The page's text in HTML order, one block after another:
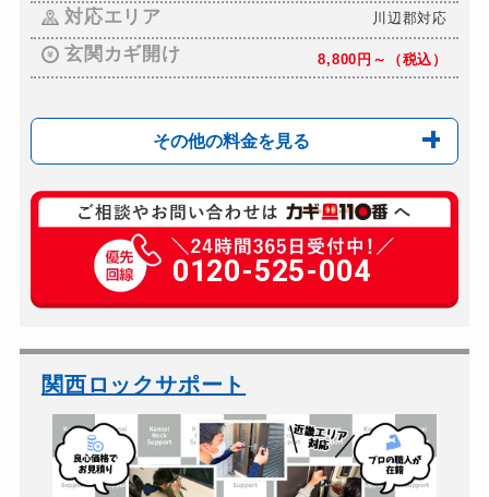
対応エリア 川辺郡対応
玄関カギ開け 8,800円～（税込）
その他の料金を見る
玄関カギ修理 11,000円～(税込)
玄関カギ交換 20,000円～（税込）
車カギ開け 8,800円～（税込）
バイクカギ作成
スーツケースカギ開け 8,800円～（税込）
金庫カギ開け 11,000円～(税込）
ロッカーカギ開け
0120-525-004
関西ロックサポート